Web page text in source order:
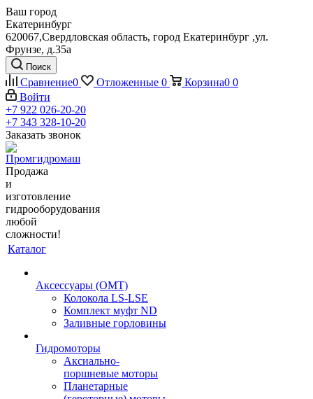
Ваш город
Екатеринбург
620067,Свердловская область, город Екатеринбург ,ул.
Фрунзе, д.35а
Поиск
Сравнение0 Отложенные 0 Корзина0 0
Войти
+7 922 026-20-20
+7 343 328-10-20
Заказать звонок
Продажа
и
изготовление
гидрооборудования
любой
сложности!
Каталог
Аксессуары (OMT)
Колокола LS-LSE
Комплект муфт ND
Заливные горловины
Гидромоторы
Аксиально-
поршневые моторы
Планетарные